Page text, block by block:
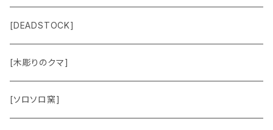
Jacket
Cut＆Sewn
Vest
Others
Lamp Parts
[DEADSTOCK]
[木彫りのクマ]
[ソロソロ窯]